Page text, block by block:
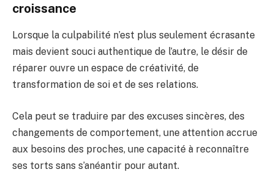
croissance
Lorsque la culpabilité n’est plus seulement écrasante
mais devient souci authentique de l’autre, le désir de
réparer ouvre un espace de créativité, de
transformation de soi et de ses relations.
Cela peut se traduire par des excuses sincères, des
changements de comportement, une attention accrue
aux besoins des proches, une capacité à reconnaître
ses torts sans s’anéantir pour autant.